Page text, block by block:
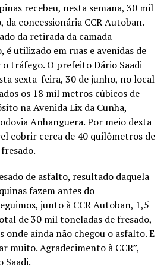
recebeu, nesta semana, 30 mil
da concessionária CCR Autoban.
da retirada da camada
é utilizado em ruas e avenidas de
tráfego. O prefeito Dário Saadi
sexta-feira, 30 de junho, no local
os 18 mil metros cúbicos de
na Avenida Lix da Cunha,
Anhanguera. Por meio desta
cobrir cerca de 40 quilômetros de
de asfalto, resultado daquela
fazem antes do
junto à CCR Autoban, 1,5
de 30 mil toneladas de fresado,
onde ainda não chegou o asfalto. E
muito. Agradecimento à CCR”,
Saadi.